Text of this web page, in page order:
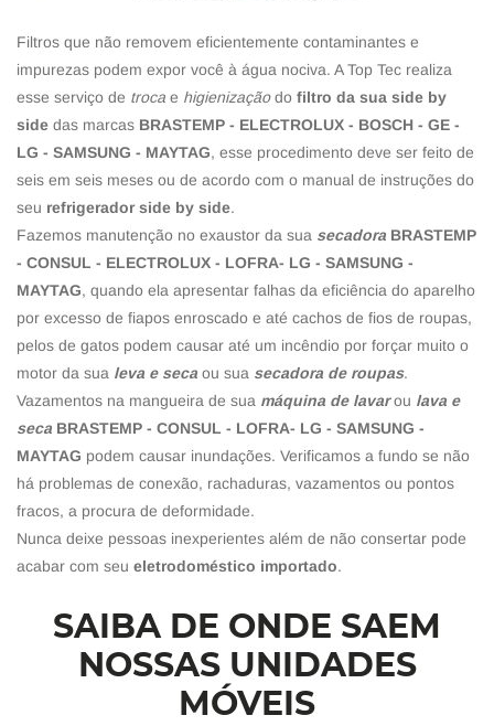
Filtros que não removem eficientemente contaminantes e
impurezas podem expor você à água nociva. A Top Tec realiza
esse serviço de troca e higienizaçãodo filtro da sua side by
side das marcas BRASTEMP - ELECTROLUX - BOSCH - GE -
LG - SAMSUNG - MAYTAG, esse procedimento deve ser feito de
seis em seis meses ou de acordo com o manual de instruções do
seu refrigerador side by side.
Fazemos manutenção no exaustor da sua secadora BRASTEMP
- CONSUL - ELECTROLUX - LOFRA- LG - SAMSUNG -
MAYTAG, quando ela apresentar falhas da eficiência do aparelho
por excesso de fiapos enroscado e até cachos de fios de roupas,
pelos de gatos podem causar até um incêndio por forçar muito o
motor da sua leva e seca ou sua secadora de roupas.
Vazamentos na mangueira de sua máquina de lavarou lava e
seca BRASTEMP - CONSUL - LOFRA- LG - SAMSUNG -
MAYTAG podem causar inundações. Verificamos a fundo se não
há problemas de conexão, rachaduras, vazamentos ou pontos
fracos, a procura de deformidade.
Nunca deixe pessoas inexperientes além de não consertar pode
acabar com seu eletrodoméstico importado.
SAIBA DE ONDE SAEM
NOSSAS UNIDADES
MÓVEIS